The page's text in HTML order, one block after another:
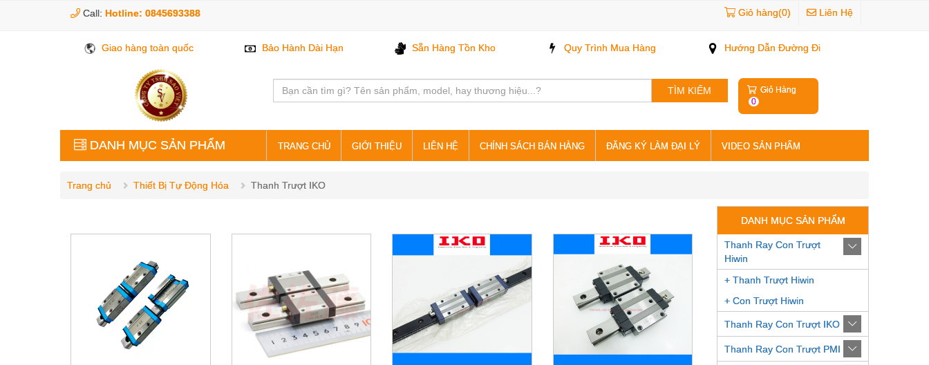
Call: Hotline: 0845693388 Giỏ hàng(0) Liên Hệ
Giao hàng toàn quốc Bảo Hành Dài Hạn Sẵn Hàng Tồn Kho Quy Trình Mua Hàng Hướng Dẫn Đường Đi
TÌM KIẾM
Giỏ Hàng
0
DANH MỤC SẢN PHẨM
THỦY LỰC KHÍ NÉN
ĐIỆN ĐIỀU KHIỂN
MÁY MÓC THIẾT BỊ
TRANG CHỦ GIỚI THIỆU LIÊN HỆ CHÍNH SÁCH BÁN HÀNG ĐĂNG KÝ LÀM ĐẠI LÝ VIDEO SẢN PHẨM
Trang chủ Thiết Bị Tự Động Hóa Thanh Trượt IKO
DANH MỤC SẢN PHẨM
Thanh Ray Con Trượt
Hiwin
+ Thanh Trượt Hiwin
+ Con Trượt Hiwin
Thanh Ray Con Trượt IKO
Thanh Ray Con Trượt PMI